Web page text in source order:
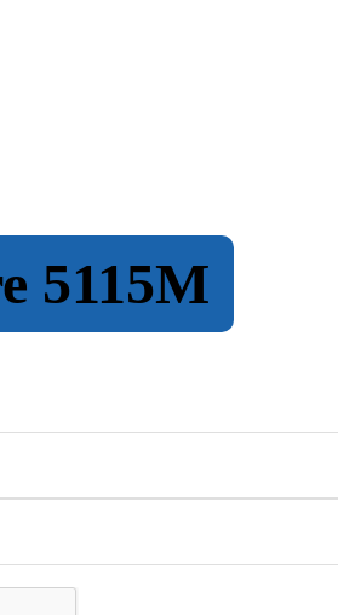
5115M